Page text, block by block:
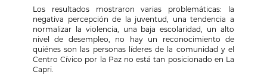
Los resultados mostraron varias problemáticas: la
negativa percepción de la juventud, una tendencia a
normalizar la violencia, una baja escolaridad, un alto
nivel de desempleo, no hay un reconocimiento de
quiénes son las personas líderes de la comunidad y el
Centro Cívico por la Paz no está tan posicionado en La
Capri.